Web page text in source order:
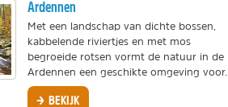
Ardennen
Met een landschap van dichte bossen,
kabbelende riviertjes en met mos
begroeide rotsen vormt de natuur in de
Ardennen een geschikte omgeving voor...
BEKIJK